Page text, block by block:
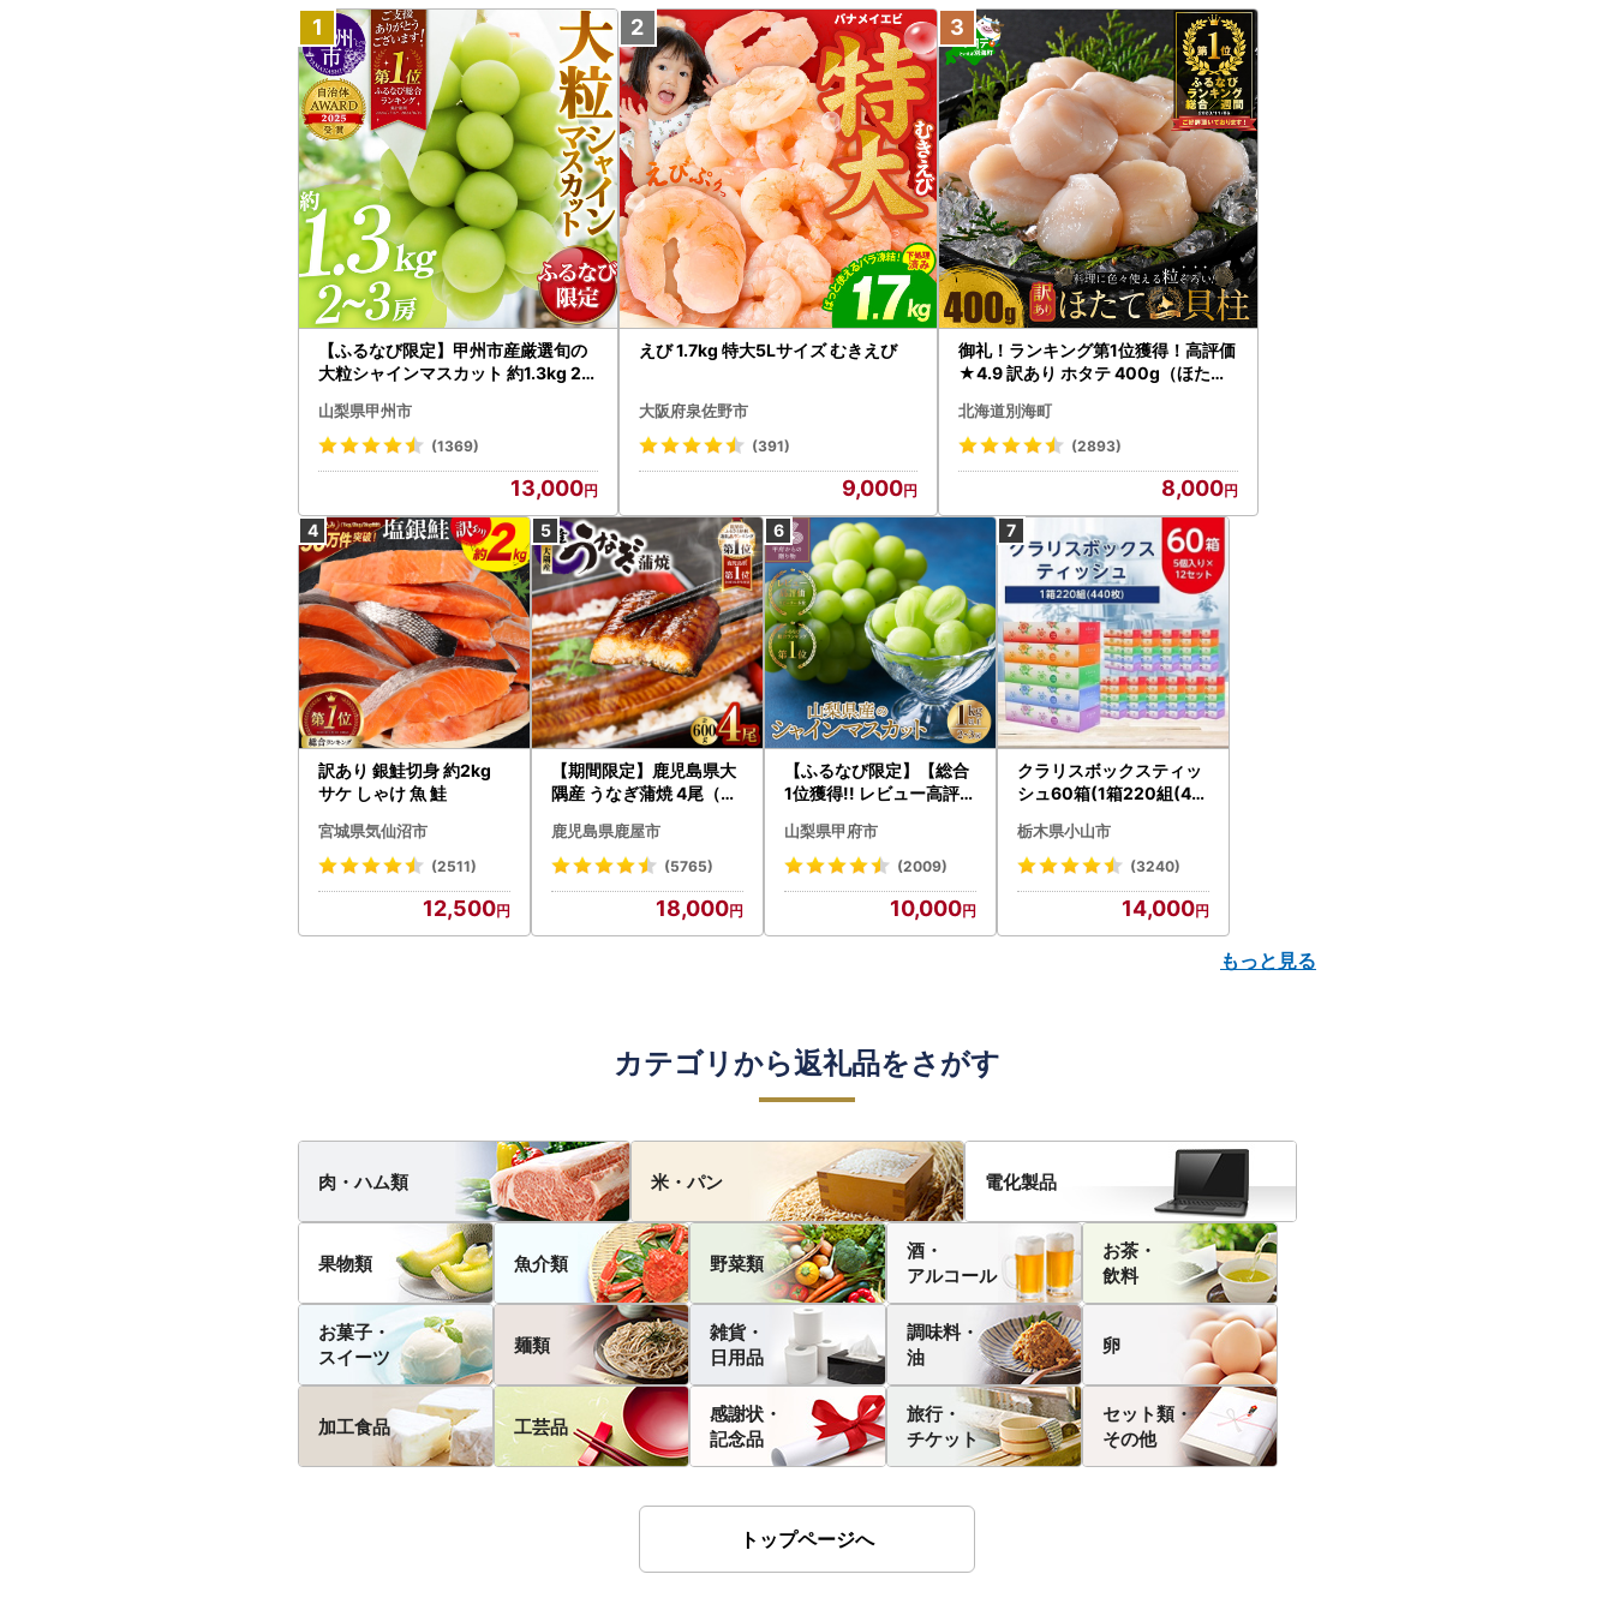
【ふるなび限定】甲州市産厳選旬の
大粒シャインマスカット 約1.3kg 2
472 FN-Limited-VO シャインマス
カット フルーツ
山梨県甲州市
(1369)
13,000
えび 1.7kg 特大5Lサイズ むきえび
大阪府泉佐野市
(391)
9,000
御礼！ランキング第1位獲得！高評価
★4.9 訳あり ホタテ 400g（ほたて
北海道別海町
(2893)
8,000
訳あり 銀鮭切身 約2kg
サケ しゃけ 魚 鮭
宮城県気仙沼市
(2511)
12,500
【期間限定】鹿児島県大
隅産 うなぎ蒲焼 4尾（60
cp18 うなぎ 鰻 魚 惣菜 総
菜
鹿児島県鹿屋市
(5765)
18,000
【ふるなび限定】【総合
1位獲得!! レビュー高評価
〉山梨県産 シャインマス
カット 2～3房（1.0kg以
N-Limited-SP
山梨県甲府市
(2009)
10,000
クラリスボックスティッ
シュ60箱(1箱220組(44
ト)【配送不可地域：離島
・沖縄県】【1256759】
栃木県小山市
(3240)
14,000
もっと見る
カテゴリから返礼品をさがす
肉・ハム類 米・パン 電化製品
果物類 魚介類 野菜類
酒・
アルコール
お茶・
飲料
お菓子・
スイーツ
麺類
雑貨・
日用品
調味料・
油
卵
加工食品 工芸品
感謝状・
記念品
旅行・
チケット
セット類・
その他
トップページへ